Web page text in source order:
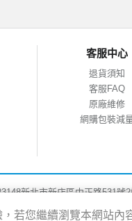
拒絕您使用本服務之全部或一
受損，需請您自行處理及負擔
管及安全
號僅供您個人使用，不得轉借
善保管會員帳號、密碼及其他
疑似會員帳號內個人資料，遭
自行處理及負擔相關法律及賠
依照相關法律規定，否則本
本公司之客戶服務中心(「客服
之需要，本公司將會蒐集包括
擇是否提供所需個人資料，如
更完善之服務、行銷業務及統
使用之瀏覽器、使用時間、
廣告之用，您可以經由瀏覽
得的地理位置資訊，您則可
權限。但關閉地理位置權限，
客服中心
退貨須知
客服FAQ
原廠維修
網購包裝減
新北市新店區中正路531號2
若您繼續瀏覽本網站內